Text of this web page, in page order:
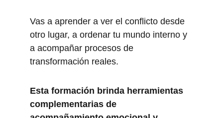
Vas a aprender a ver el conflicto desde
otro lugar, a ordenar tu mundo interno y
a acompañar procesos de
transformación reales.
Esta formación brinda herramientas
complementarias de